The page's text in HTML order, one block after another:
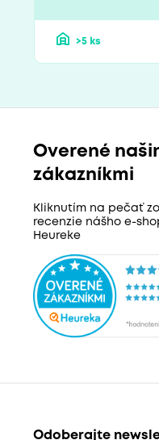
>5 ks
Overené
zákazníkmi
Kliknutím na pečať
recenzie nášho e-
Heureke
Odoberajte